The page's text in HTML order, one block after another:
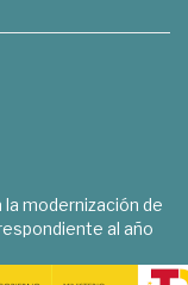
la modernización de
al año